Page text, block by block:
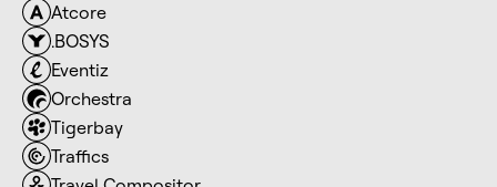
Atcore
.BOSYS
Eventiz
Orchestra
Tigerbay
Traffics